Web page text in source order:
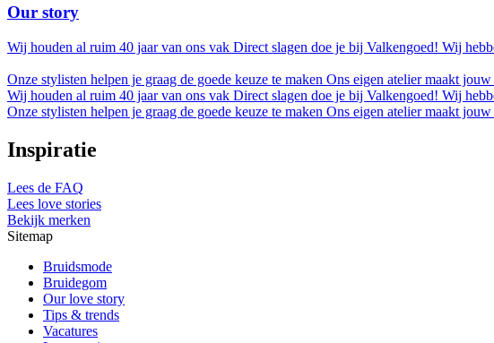
Our story
Wij houden al ruim 40 jaar van ons vak Direct slagen doe je bij Valkengoed! Wij
Onze stylisten helpen je graag de goede keuze te maken Ons eigen atelier maakt
Wij houden al ruim 40 jaar van ons vak Direct slagen doe je bij Valkengoed! Wij
Onze stylisten helpen je graag de goede keuze te maken Ons eigen atelier maakt
Inspiratie
Lees de FAQ
Lees love stories
Bekijk merken
Sitemap
Bruidsmode
Bruidegom
Our love story
Tips & trends
Vacatures